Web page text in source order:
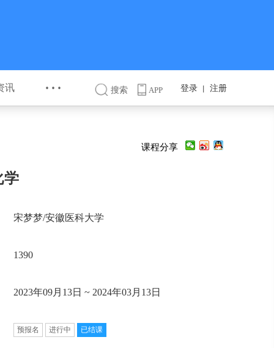
讯 ··· 搜索 APP 登录 注册
课程分享
学
宋梦梦/安徽医科大学
1390
2023年09月13日 ~ 2024年03月13日
预报名 进行中 已结课